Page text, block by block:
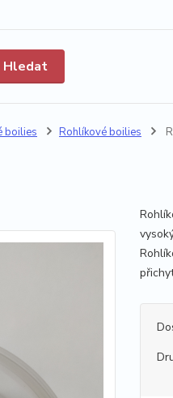
Hledat
boilies Rohlíkové boilies